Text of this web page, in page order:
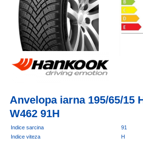
Anvelopa iarna 195/65/15
W462 91H
Indice sarcina
91
Indice viteza
H